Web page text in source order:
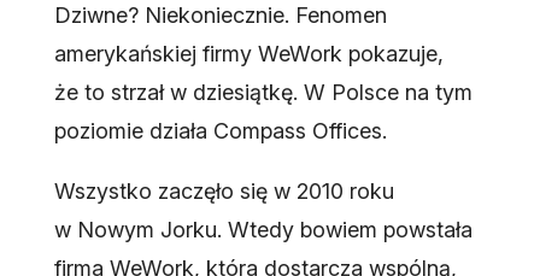
Dziwne? Niekoniecznie. Fenomen
amerykańskiej firmy WeWork pokazuje,
że to strzał w dziesiątkę. W Polsce na tym
poziomie działa Compass Offices.
Wszystko zaczęło się w 2010 roku
w Nowym Jorku. Wtedy bowiem powstała
firma WeWork, która dostarcza wspólną,